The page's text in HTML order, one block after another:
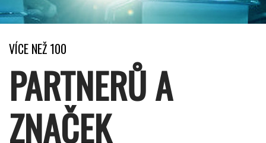
VÍCE NEŽ 100
PARTNERŮ A
ZNAČEK